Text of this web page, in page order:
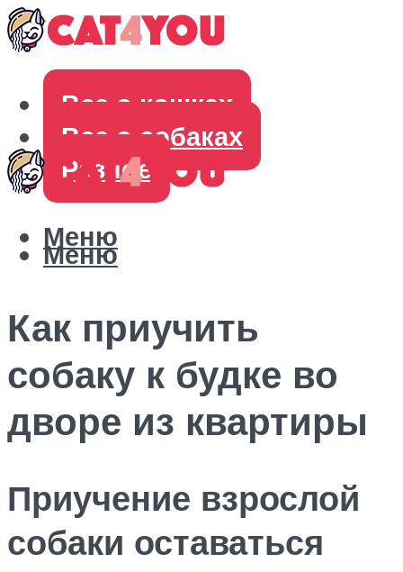
Все о кошках
Все о собаках
Разное
Меню
Меню
Как приучить
собаку к будке во
дворе из квартиры
Приучение взрослой
собаки оставаться